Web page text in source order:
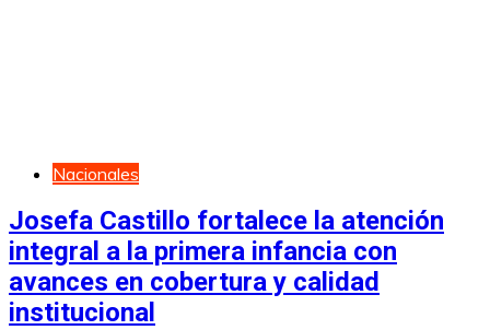
Nacionales
Josefa Castillo fortalece la atención
integral a la primera infancia con
avances en cobertura y calidad
institucional